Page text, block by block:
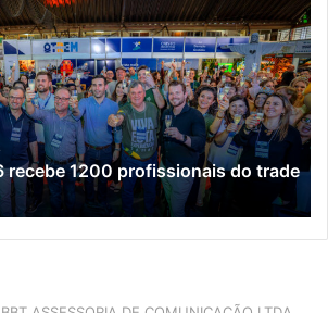
recebe 1200 profissionais do trade
de
e
já